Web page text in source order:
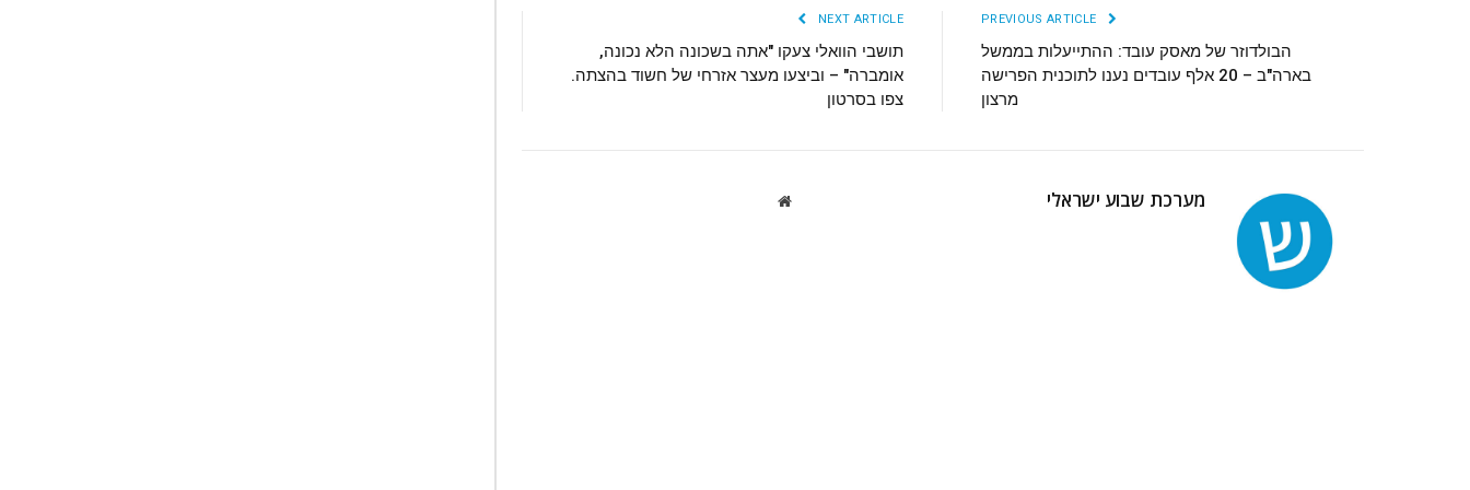
הבולדוזר של מאסק עובד: ההתייעלות בממשל
בארה"ב – 20 אלף עובדים נענו לתוכנית הפרישה
מרצון
NEXT ARTICLE
תושבי הוואלי צעקו "אתה בשכונה הלא נכונה,
אומברה" – וביצעו מעצר אזרחי של חשוד בהצתה.
צפו בסרטון
מערכת שבוע ישראלי Website